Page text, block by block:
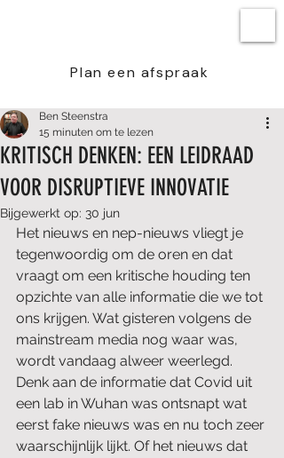
Plan een afspraak
KRITISCH DENKEN: EEN LEIDRAAD
VOOR DISRUPTIEVE INNOVATIE
Ben Steenstra
15 minuten om te lezen
Bijgewerkt op: 30 jun
Het nieuws en nep-nieuws vliegt je
tegenwoordig om de oren en dat
vraagt om een kritische houding ten
opzichte van alle informatie die we tot
ons krijgen. Wat gisteren volgens de
mainstream media nog waar was,
wordt vandaag alweer weerlegd.
Denk aan de informatie dat Covid uit
een lab in Wuhan was ontsnapt wat
eerst fake nieuws was en nu toch zeer
waarschijnlijk lijkt. Of het nieuws dat